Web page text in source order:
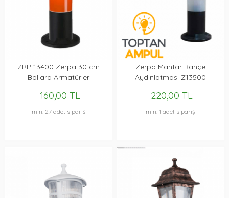
ZRP 13400 Zerpa 30 cm
Bollard Armatürler
160,00 TL
min. 27 adet sipariş
Zerpa Mantar Bahçe
Aydınlatması Z13500
220,00 TL
min. 1 adet sipariş